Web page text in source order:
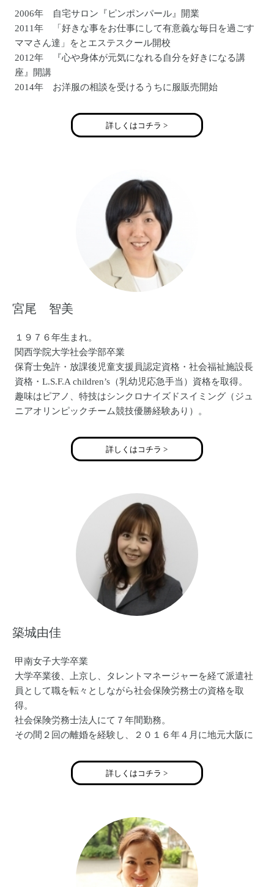
2006年 自宅サロン『ピンポンパール』開業
2011年 「好きな事をお仕事にして有意義な毎日を過ごす
ママさん達」をとエステスクール開校
2012年 『心や身体が元気になれる自分を好きになる講
座』開講
2014年 お洋服の相談を受けるうちに服販売開始
2018年 更に心を元気にと手相や姓名判断をメニュー化
詳しくはコチラ >
宮尾 智美
１９７６年生まれ。
関西学院大学社会学部卒業
保育士免許・放課後児童支援員認定資格・社会福祉施設長
資格・L.S.F.A children’s（乳幼児応急手当）資格を取得。
趣味はピアノ、特技はシンクロナイズドスイミング（ジュ
ニアオリンピックチーム競技優勝経験あり）。
２０１６年４月高槻市承認第一号民間学童保育室「ＮＰＯ
法人アフタースクールにじのいえ」を開設。
詳しくはコチラ >
築城由佳
甲南女子大学卒業
大学卒業後、上京し、タレントマネージャーを経て派遣社
員として職を転々としながら社会保険労務士の資格を取
得。
社会保険労務士法人にて７年間勤務。
その間２回の離婚を経験し、２０１６年４月に地元大阪に
面会交流の必要性について数々の講演の依頼あり。
詳しくはコチラ >